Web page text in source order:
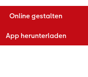
myPhotos
mit Einsteckfoto
Geschenkgutschein